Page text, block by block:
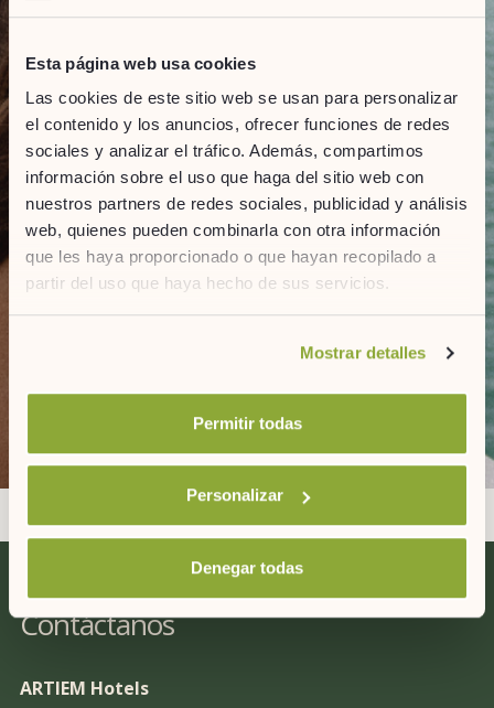
Esta página web usa cookies
Las cookies de este sitio web se usan para personalizar
el contenido y los anuncios, ofrecer funciones de redes
sociales y analizar el tráfico. Además, compartimos
información sobre el uso que haga del sitio web con
nuestros partners de redes sociales, publicidad y análisis
web, quienes pueden combinarla con otra información
que les haya proporcionado o que hayan recopilado a
partir del uso que haya hecho de sus servicios.
Mostrar detalles
Permitir todas
Personalizar
Denegar todas
Resuelve el captcha:
ENVIAR
Información Comercial
Acepto que ARTIEM me sorprenda con
información de novedades, servicios,
&Privacy Policy
Contáctanos
ARTIEM Hotels